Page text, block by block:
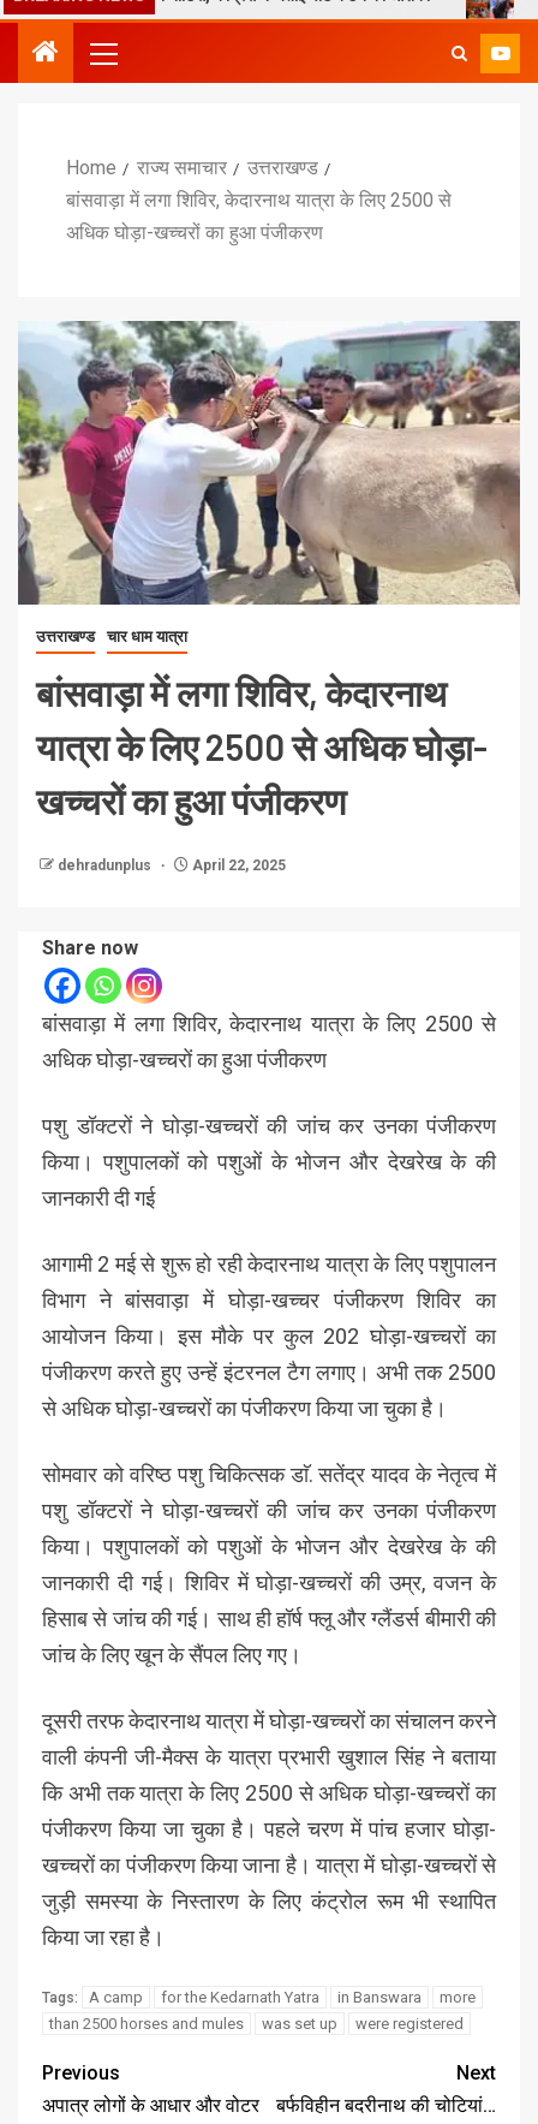
Home राज्य समाचार
उत्तराखण्ड
बांसवाड़ा में लगा शिविर, केदारनाथ यात्रा के लिए 2500 से
अधिक घोड़ा-खच्चरों का हुआ पंजीकरण
उत्तराखण्ड चार धाम यात्रा
बांसवाड़ा में लगा शिविर, केदारनाथ
यात्रा के लिए 2500 से अधिक घोड़ा-
खच्चरों का हुआ पंजीकरण
dehradunplus April 22, 2025
Share now
बांसवाड़ा में लगा शिविर, केदारनाथ यात्रा के लिए 2500 से
अधिक घोड़ा-खच्चरों का हुआ पंजीकरण
पशु डॉक्टरों ने घोड़ा-खच्चरों की जांच कर उनका पंजीकरण
किया। पशुपालकों को पशुओं के भोजन और देखरेख के की
जानकारी दी गई
आगामी 2 मई से शुरू हो रही केदारनाथ यात्रा के लिए पशुपालन
विभाग ने बांसवाड़ा में घोड़ा-खच्चर पंजीकरण शिविर का
आयोजन किया। इस मौके पर कुल 202 घोड़ा-खच्चरों का
पंजीकरण करते हुए उन्हें इंटरनल टैग लगाए। अभी तक 2500
से अधिक घोड़ा-खच्चरों का पंजीकरण किया जा चुका है।
सोमवार को वरिष्ठ पशु चिकित्सक डाॅ. सतेंद्र यादव के नेतृत्व में
पशु डॉक्टरों ने घोड़ा-खच्चरों की जांच कर उनका पंजीकरण
किया। पशुपालकों को पशुओं के भोजन और देखरेख के की
जानकारी दी गई। शिविर में घोड़ा-खच्चरों की उम्र, वजन के
हिसाब से जांच की गई। साथ ही हॉर्ष फ्लू और ग्लैंडर्स बीमारी की
जांच के लिए खून के सैंपल लिए गए।
दूसरी तरफ केदारनाथ यात्रा में घोड़ा-खच्चरों का संचालन करने
वाली कंपनी जी-मैक्स के यात्रा प्रभारी खुशाल सिंह ने बताया
कि अभी तक यात्रा के लिए 2500 से अधिक घोड़ा-खच्चरों का
पंजीकरण किया जा चुका है। पहले चरण में पांच हजार घोड़ा-
खच्चरों का पंजीकरण किया जाना है। यात्रा में घोड़ा-खच्चरों से
जुड़ी समस्या के निस्तारण के लिए कंट्रोल रूम भी स्थापित
किया जा रहा है।
Tags: A camp for the Kedarnath Yatra in Banswara
more
than 2500 horses and mules
was set up were registered
Previous
अपात्र लोगों के आधार और वोटर
Next
बर्फविहीन बदरीनाथ की चोटियां…